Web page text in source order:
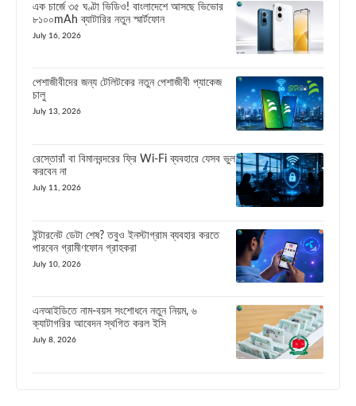
এক চার্জে ৩৫ ঘণ্টা ভিডিও! বাংলাদেশে আসছে ভিভোর
৮১০০mAh ব্যাটারির নতুন স্মার্টফোন
July 16, 2026
পেশাজীবীদের জন্য টেলিটকের নতুন পেশাজীবী প্যাকেজ
চালু
July 13, 2026
রেস্তোরাঁ বা বিমানবন্দরের ফ্রি Wi-Fi ব্যবহারে যেসব ভুল
করবেন না
July 11, 2026
ইন্টারনেট ডেটা শেষ? তবুও ইনস্টাগ্রাম ব্যবহার করতে
পারবেন গ্রামীণফোন গ্রাহকরা
July 10, 2026
এনআইডিতে নাম-বয়স সংশোধনে নতুন নিয়ম, ৬
ক্যাটাগরির আবেদন স্থগিত করল ইসি
July 8, 2026